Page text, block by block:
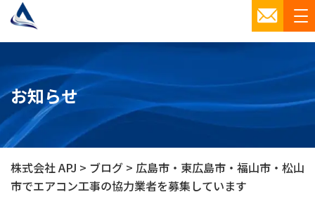
お知らせ
株式会社 APJ > ブログ > 広島市・東広島市・福山市・松山
市でエアコン工事の協力業者を募集しています